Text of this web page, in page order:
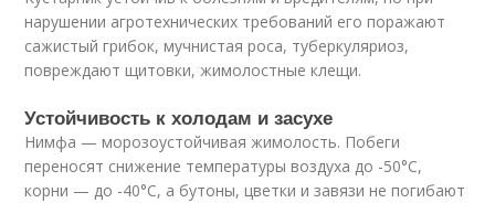
нарушении агротехнических требований его поражают
сажистый грибок, мучнистая роса, туберкуляриоз,
повреждают щитовки, жимолостные клещи.
Устойчивость к холодам и засухе
Нимфа — морозоустойчивая жимолость. Побеги
переносят снижение температуры воздуха до -50°C,
корни — до -40°C, а бутоны, цветки и завязи не погибают